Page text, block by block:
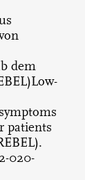
dem
patients
020-